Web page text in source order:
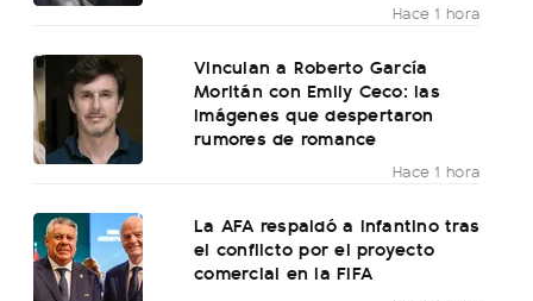
Hace 1 hora
Vinculan a Roberto García
Moritán con Emily Ceco: las
imágenes que despertaron
rumores de romance
Hace 1 hora
La AFA respaldó a Infantino tras
el conflicto por el proyecto
comercial en la FIFA